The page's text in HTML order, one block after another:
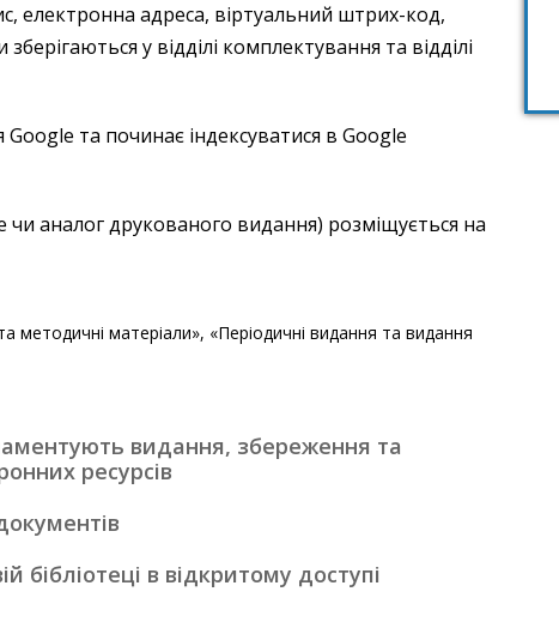
електронна адреса, віртуальний штрих-код,
у відділі комплектування та відділі
та починає індексуватися в Google
чи аналог друкованого видання) розміщується на
методичні матеріали», «Періодичні видання та видання
видання, збереження та
ресурсів
бібліотеці в відкритому доступі